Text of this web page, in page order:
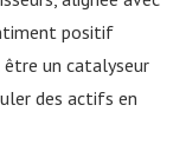
positif
un catalyseur
des actifs en